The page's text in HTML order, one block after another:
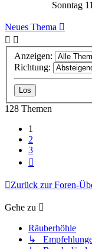
Sonntag
Neues Thema
Anzeigen:
Richtung:
128 Themen
1
2
3
Zurück zur Foren-
Gehe zu
Räuberhöhle
↳